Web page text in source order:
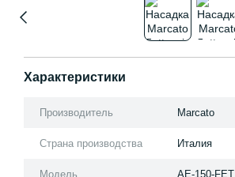
Характеристики
Производитель Marcato
Страна производства Италия
Модель AE-150-FET